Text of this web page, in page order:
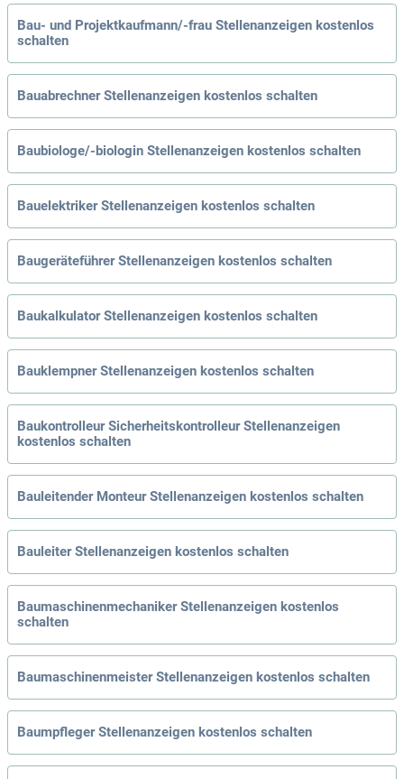
Bau- und Projektkaufmann/-frau Stellenanzeigen kostenlos
schalten
Bauabrechner Stellenanzeigen kostenlos schalten
Baubiologe/-biologin Stellenanzeigen kostenlos schalten
Bauelektriker Stellenanzeigen kostenlos schalten
Baugeräteführer Stellenanzeigen kostenlos schalten
Baukalkulator Stellenanzeigen kostenlos schalten
Bauklempner Stellenanzeigen kostenlos schalten
Baukontrolleur Sicherheitskontrolleur Stellenanzeigen
kostenlos schalten
Bauleitender Monteur Stellenanzeigen kostenlos schalten
Bauleiter Stellenanzeigen kostenlos schalten
Baumaschinenmechaniker Stellenanzeigen kostenlos
schalten
Baumaschinenmeister Stellenanzeigen kostenlos schalten
Baumpfleger Stellenanzeigen kostenlos schalten